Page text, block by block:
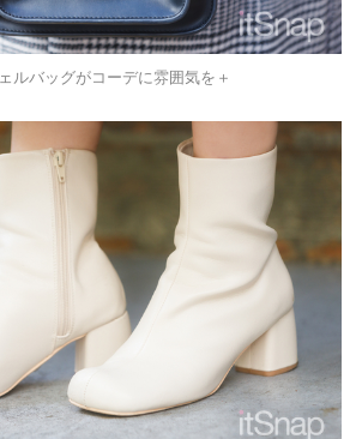
ルバッグがコーデに雰囲気を＋